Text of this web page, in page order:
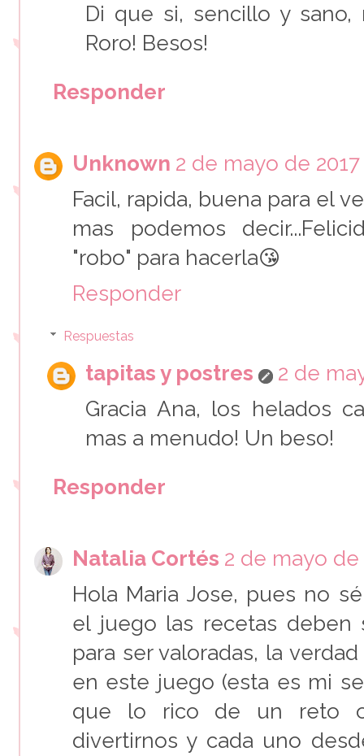
Di que si, sencillo y sano,
Roro! Besos!
Responder
Unknown 2 de mayo de 2017
Facil, rapida, buena para el
mas podemos
"robo" para hacerla😘
Responder
Respuestas
tapitas y postres
2 de
Gracia Ana, los helados
mas a menudo! Un beso!
Responder
Natalia Cortés 2 de mayo de
Hola Maria Jose, pues no
el juego las recetas deben
para ser valoradas, la
en este juego (esta es mi
que lo rico de un reto
divertirnos y cada uno